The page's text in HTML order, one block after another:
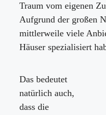
Traum vom eigenen
Aufgrund der großen
mittlerweile viele
Häuser spezialisiert
Das bedeutet
natürlich auch,
dass die